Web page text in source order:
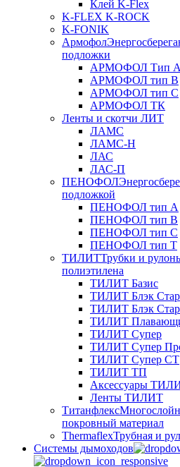
Клей K-Flex
K-FLEX K-ROCK
K-FONIK
Армофол
подложки
АРМОФОЛ Тип А
АРМОФОЛ тип В
АРМОФОЛ тип C
АРМОФОЛ ТК
Ленты и скотчи ЛИТ
ЛАМС
ЛАМС-Н
ЛАС
ЛАС-П
ПЕНОФОЛ
подложкой
ПЕНОФОЛ тип А
ПЕНОФОЛ тип B
ПЕНОФОЛ тип C
ПЕНОФОЛ тип T
ТИЛИТТрубки и
полиэтилена
ТИЛИТ Базис
ТИЛИТ Блэк Стар
ТИЛИТ Блэк
ТИЛИТ
ТИЛИТ Супер
ТИЛИТ Супер
ТИЛИТ Супер СТ
ТИЛИТ ТП
Аксессуары
Ленты ТИЛИТ
Титанфлекс
покровный материал
ThermaflexТрубная и
Cистемы дымоходов